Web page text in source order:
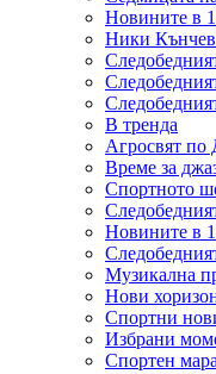
Новините в
Ники
В тренда
Агросвят по
Време за
Спортното
Новините в
Музикална
Нови
Спортни
Избрани
Спортен